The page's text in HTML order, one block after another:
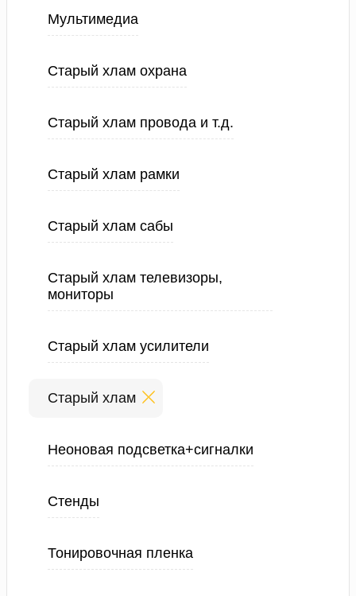
Мультимедиа
Старый хлам охрана
Старый хлам провода и т.д.
Старый хлам рамки
Старый хлам сабы
Старый хлам телевизоры,
мониторы
Старый хлам усилители
Старый хлам
Неоновая подсветка+сигналки
Стенды
Тонировочная пленка